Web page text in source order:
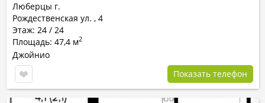
Люберцы г.
Рождественская ул. , 4
Этаж: 24 / 24
Площадь: 47,4 м2
Джойнио
Показать телефон